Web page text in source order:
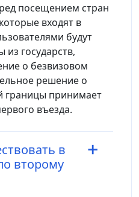
посещением стран
входят в
будут
из государств,
о безвизовом
решение о
границы принимает
въезда.
в
второму